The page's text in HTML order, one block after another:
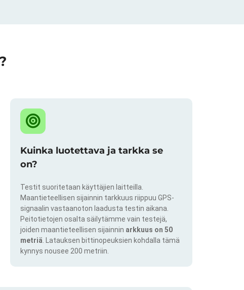
Kuinka luotettava ja tarkka se
on?
Testit suoritetaan käyttäjien laitteilla.
Maantieteellisen sijainnin tarkkuus riippuu GPS-
signaalin vastaanoton laadusta testin aikana.
Peitotietojen osalta säilytämme vain testejä,
joiden maantieteellisen sijainnin arkkuus on 50
metriä . Latauksen bittinopeuksien kohdalla tämä
kynnys nousee 200 metriin.